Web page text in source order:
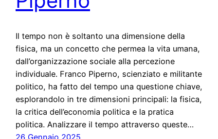
Il tempo non è soltanto una dimensione della
fisica, ma un concetto che permea la vita umana,
dall’organizzazione sociale alla percezione
individuale. Franco Piperno, scienziato e militante
politico, ha fatto del tempo una questione chiave,
esplorandolo in tre dimensioni principali: la fisica,
la critica dell’economia politica e la pratica
politica. Analizzare il tempo attraverso queste…
26 Gennaio 2025